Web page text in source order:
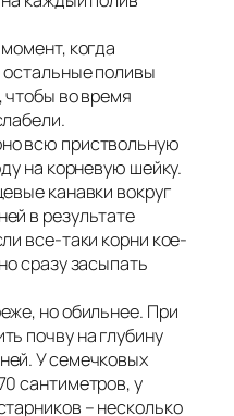
когда
остальные поливы
чтобы во время
всю пpиствольную
на корневую шейку.
канавки вокруг
в результате
все-таки корни кое-
сразу засыпать
но обильнее. При
почву на глубину
У семечковых
сантиметров, у
– несколько